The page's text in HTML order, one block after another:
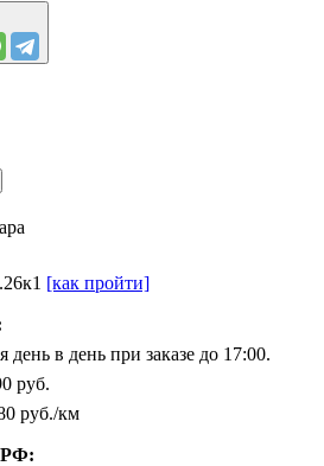
[как пройти]
день в день при заказе до 17:00.
руб.
руб./км
РФ: